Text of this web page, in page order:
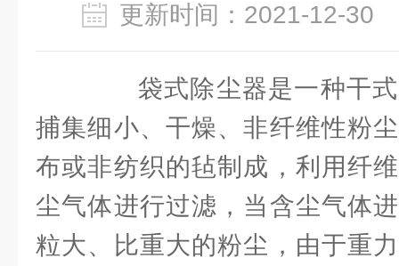
更新时间：2021-12-
袋式除尘器是一种干式
捕集细小、干燥、非纤维性粉
布或非纺织的毡制成，利用纤
尘气体进行过滤，当含尘气体
粒大、比重大的粉尘，由于重